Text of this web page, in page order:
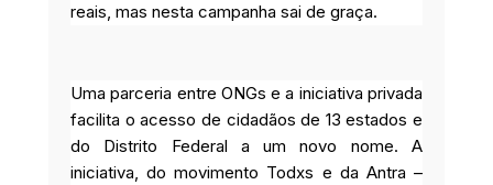
reais, mas nesta campanha sai de graça.
Uma parceria entre ONGs e a iniciativa privada
facilita o acesso de cidadãos de 13 estados e
do Distrito Federal a um novo nome. A
iniciativa, do movimento Todxs e da Antra –